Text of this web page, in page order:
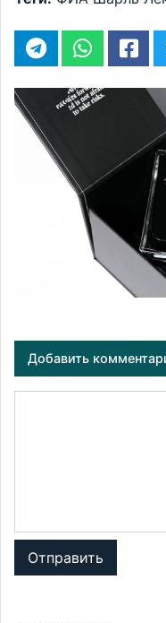
Добавить
Отправить